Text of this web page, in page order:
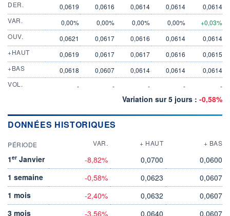
DER.
0,0619 0,0616 0,0614 0,0614
0,0614
VAR.
0,00% 0,00% 0,00% 0,00%
+0,03%
OUV.
0,0621 0,0617 0,0616 0,0614
0,0614
+HAUT
0,0619 0,0617 0,0617 0,0616
0,0615
+BAS
0,0618 0,0607 0,0614 0,0614
0,0614
VOL.
- - - - -
Variation sur 5 jours : -0,58%
DONNÉES HISTORIQUES
PÉRIODE VAR. + HAUT + BAS
1er Janvier -8,82% 0,0700
0,0600
1 semaine
-0,58% 0,0623
0,0607
1 mois
-2,40% 0,0632
0,0607
3 mois
-3,56% 0,0640
0,0607